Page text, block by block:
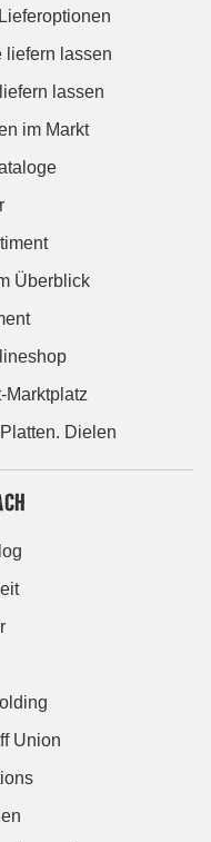
liefern lassen
lassen
im Markt
Überblick
Marktplatz
Dielen
Union